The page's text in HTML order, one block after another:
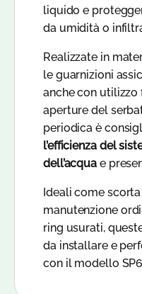
liquido e
da umidità o
Realizzate in
le guarnizioni
anche con
aperture del
periodica è
l’efficienza del
dell’acqua e
Ideali come
manutenzione
ring usurati,
da installare e
con il modello